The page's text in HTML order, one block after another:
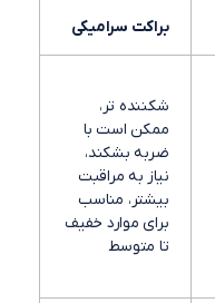
براکت سرامیکی
شکننده تر،
ممکن است با
ضربه بشکند،
نیاز به مراقبت
بیشتر، مناسب
برای موارد خفیف
تا متوسط